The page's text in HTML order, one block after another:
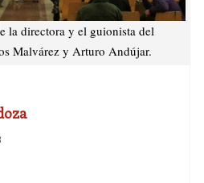
la directora y el guionista del
Malvárez y Arturo Andújar.